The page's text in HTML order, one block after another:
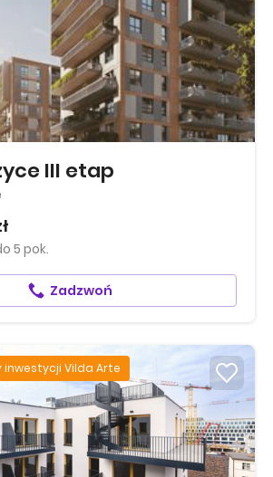
III etap
5 pok.
Zadzwoń
Vilda Arte